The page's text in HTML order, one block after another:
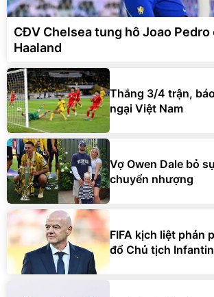
CĐV Chelsea tung hô Joao Pedro
Haaland
Thắng 3/4 trận,
ngại Việt Nam
Vợ Owen Dale bỏ
chuyển nhượng
FIFA kịch liệt phản
đổ Chủ tịch